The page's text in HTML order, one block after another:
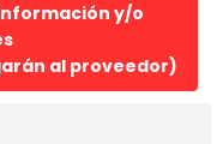
información y/o
al proveedor)